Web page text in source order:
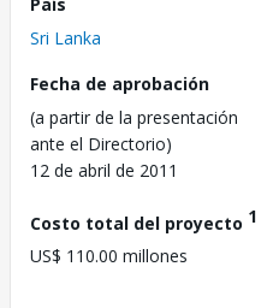
Sri Lanka
Fecha de aprobación
(a partir de la presentación
ante el Directorio)
12 de abril de 2011
Costo total del proyecto 1
US$ 110.00 millones